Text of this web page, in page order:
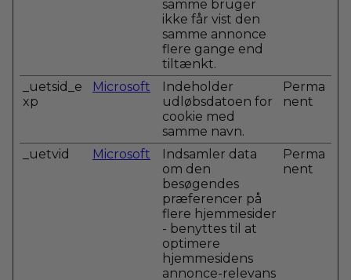
samme bruger
ikke får vist den
samme annonce
flere gange end
tiltænkt.
_uetsid_e
xp
Microsoft
Indeholder
udløbsdatoen for
cookie med
samme navn.
Perma
nent
_uetvid Microsoft
Indsamler data
om den
besøgendes
præferencer på
flere hjemmesider
- benyttes til at
optimere
hjemmesidens
annonce-relevans
Perma
nent